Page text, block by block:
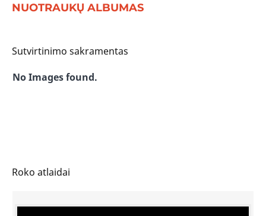
NUOTRAUKŲ ALBUMAS
Sutvirtinimo sakramentas
No Images found.
Roko atlaidai